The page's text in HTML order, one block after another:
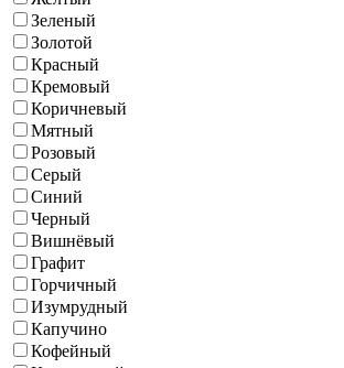
Зеленый
Золотой
Красный
Кремовый
Коричневый
Мятный
Розовый
Серый
Синий
Черный
Вишнёвый
Графит
Горчичный
Изумрудный
Капучино
Кофейный